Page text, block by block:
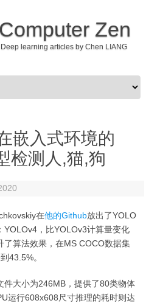
Zen
learning articles by Chen LIANG
嵌入式环境的
检测人,猫,狗
在他的Github放出了YOLO
YOLOv4，比YOLOv3计算量变化
了算法效果，在MS COCO数据集
43.5%。
件大小为246MB，提供了80类物体
运行608x608尺寸推理的耗时则达